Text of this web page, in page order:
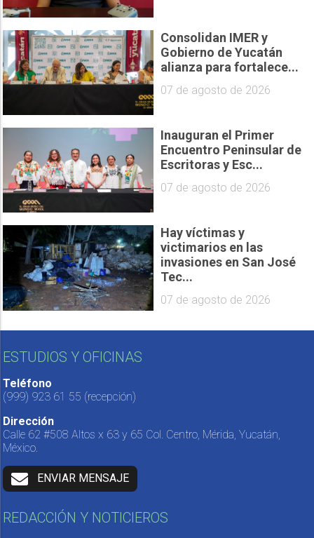
Consolidan IMER y
Gobierno de Yucatán
alianza para fortalece...
07 de agosto de 2026
Inauguran el Primer
Encuentro Peninsular de
Escritoras y Esc...
07 de agosto de 2026
Hay víctimas y
victimarios en las
invasiones en San José
Tec...
07 de agosto de 2026
ESTUDIOS Y OFICINAS
Teléfono
(999) 923 61 55 (recepción)
Dirección
Calle 62 #508 Altos x 63 y 65 Col. Centro, Mérida, Yucatán,
México.
ENVIAR MENSAJE
REDACCIÓN Y NOTICIEROS